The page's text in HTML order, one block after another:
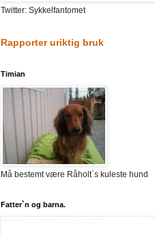
Twitter: Sykkelfantomet
Rapporter uriktig bruk
Timian
Må bestemt være Råholt`s kuleste hund
Fatter`n og barna.